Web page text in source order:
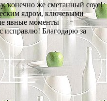
конечно же сметанный соус!
ядром, ключевыми
явные моменты
Благодарю за